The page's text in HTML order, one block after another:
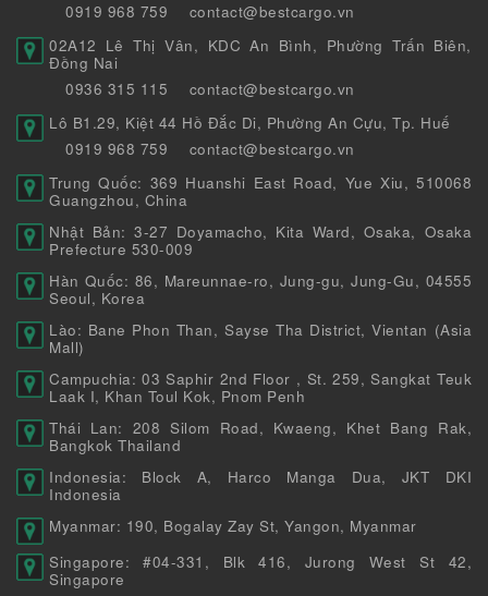
0919 968 759
contact@bestcargo.vn
02A12 Lê Thị Vân, KDC An Bình, Phường Trấn Biên,
Đồng Nai
0936 315 115
contact@bestcargo.vn
Lô B1.29, Kiệt 44 Hồ Đắc Di, Phường An Cựu, Tp. Huế
0919 968 759
contact@bestcargo.vn
Trung Quốc: 369 Huanshi East Road, Yue Xiu, 510068
Guangzhou, China
Nhật Bản: 3-27 Doyamacho, Kita Ward, Osaka, Osaka
Prefecture 530-009
Hàn Quốc: 86, Mareunnae-ro, Jung-gu, Jung-Gu, 04555
Seoul, Korea
Lào: Bane Phon Than, Sayse Tha District, Vientan (Asia
Mall)
Campuchia: 03 Saphir 2nd Floor , St. 259, Sangkat Teuk
Laak I, Khan Toul Kok, Pnom Penh
Thái Lan: 208 Silom Road, Kwaeng, Khet Bang Rak,
Bangkok Thailand
Indonesia: Block A, Harco Manga Dua, JKT DKI
Indonesia
Myanmar: 190, Bogalay Zay St, Yangon, Myanmar
Singapore: #04-331, Blk 416, Jurong West St 42,
Singapore